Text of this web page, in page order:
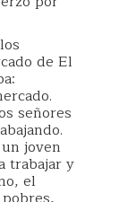
de El
señores
joven
trabajar y
el